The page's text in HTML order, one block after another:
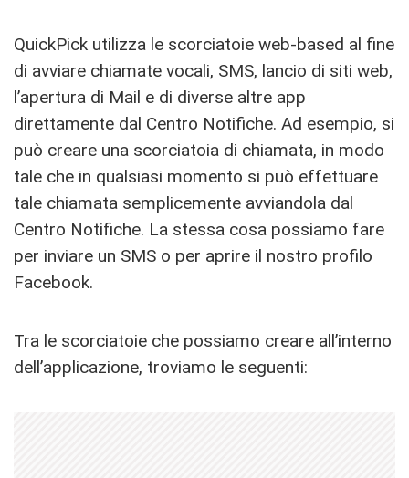
QuickPick utilizza le scorciatoie web-based al fine
di avviare chiamate vocali, SMS, lancio di siti web,
l’apertura di Mail e di diverse altre app
direttamente dal Centro Notifiche. Ad esempio, si
può creare una scorciatoia di chiamata, in modo
tale che in qualsiasi momento si può effettuare
tale chiamata semplicemente avviandola dal
Centro Notifiche. La stessa cosa possiamo fare
per inviare un SMS o per aprire il nostro profilo
Facebook.
Tra le scorciatoie che possiamo creare all’interno
dell’applicazione, troviamo le seguenti: